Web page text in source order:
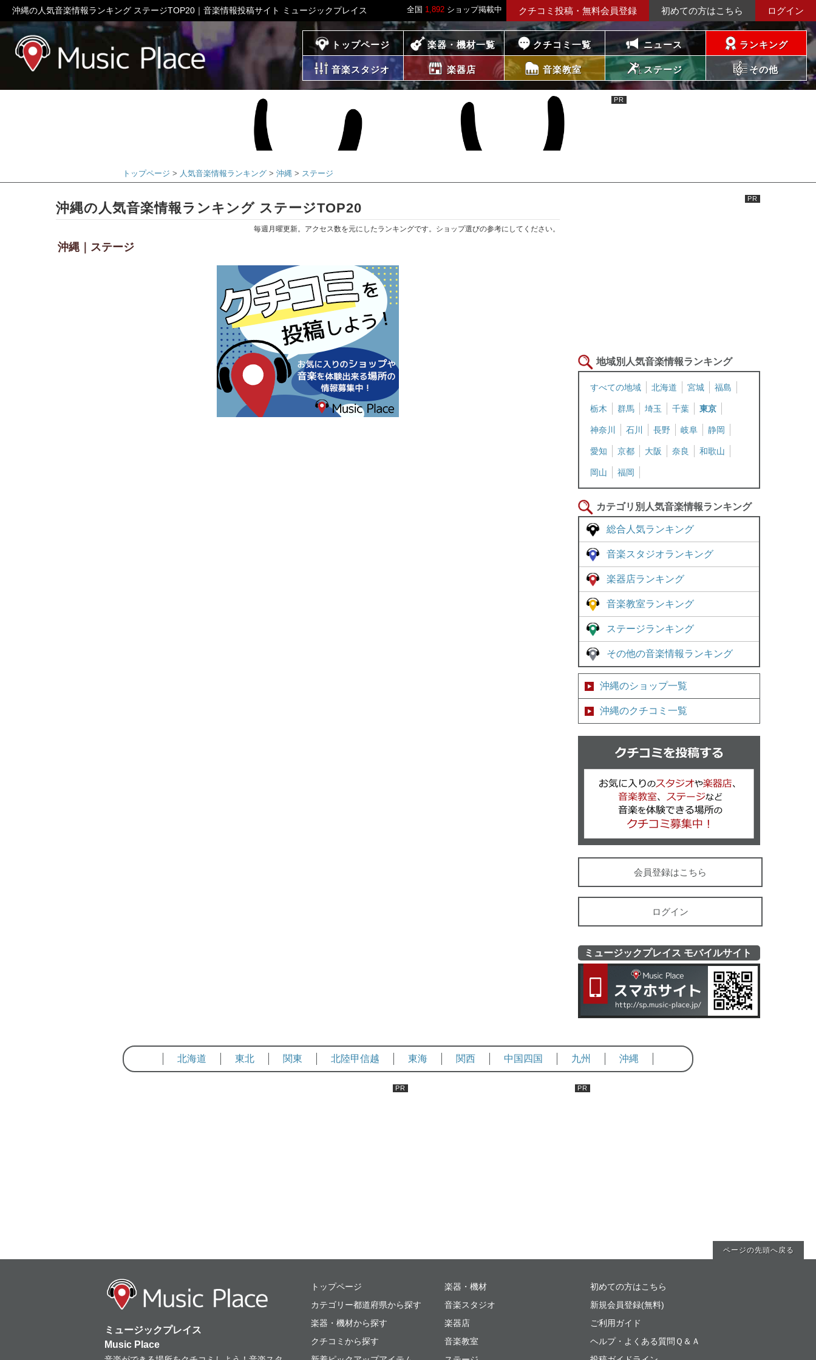
全国 1,892 ショップ掲載中 クチコミ投稿・無料会員登録 初めての方はこちら ログイン
沖縄の人気音楽情報ランキング ステージTOP20｜音楽情報投稿サイト ミュージックプレイス
ミュージックプレイス トップページ 楽器・機材一覧 クチコミ一覧 ニュース ランキング
音楽スタジオ 楽器店 音楽教室 ステージ その他
トップページ 人気音楽情報ランキング 沖縄 ステージ
沖縄の人気音楽情報ランキング ステージTOP20
毎週月曜更新。アクセス数を元にしたランキングです。ショップ選びの参考にしてください。
沖縄｜ステージ
地域別人気音楽情報ランキング
すべての地域 北海道 宮城 福島
栃木 群馬 埼玉 千葉 東京
神奈川 石川 長野 岐阜 静岡
愛知 京都 大阪 奈良 和歌山
岡山 福岡
カテゴリ別人気音楽情報ランキング
総合人気ランキング
音楽スタジオランキング
楽器店ランキング
音楽教室ランキング
ステージランキング
その他の音楽情報ランキング
沖縄のショップ一覧
沖縄のクチコミ一覧
会員登録はこちら
ログイン
ミュージックプレイス モバイルサイト
北海道 東北 関東 北陸甲信越 東海 関西 中国四国 九州 沖縄
ページの先頭へ戻る
ミュージックプレイス
ミュージックプレイス
Music Place
トップページ
カテゴリー都道府県から探す
楽器・機材から探す
クチコミから探す
楽器・機材
音楽スタジオ
楽器店
音楽教室
初めての方はこちら
新規会員登録(無料)
ご利用ガイド
ヘルプ・よくある質問Ｑ＆Ａ